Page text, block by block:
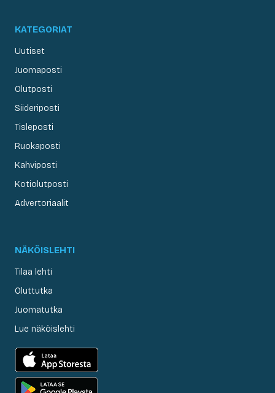
KATEGORIAT
Uutiset
Juomaposti
Olutposti
Siideriposti
Tisleposti
Ruokaposti
Kahviposti
Kotiolutposti
Advertoriaalit
NÄKÖISLEHTI
Tilaa lehti
Oluttutka
Juomatutka
Lue näköislehti